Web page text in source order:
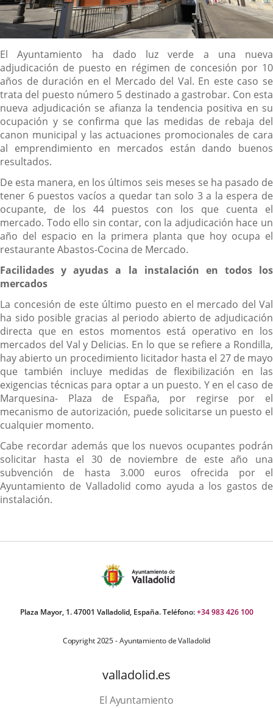
Descripción
El Ayuntamiento ha dado luz verde a una nueva
adjudicación de puesto en régimen de concesión por 10
años de duración en el Mercado del Val. En este caso se
trata del puesto número 5 destinado a gastrobar. Con esta
nueva adjudicación se afianza la tendencia positiva en su
ocupación y se confirma que las medidas de rebaja del
canon municipal y las actuaciones promocionales de cara
al emprendimiento en mercados están dando buenos
resultados.
De esta manera, en los últimos seis meses se ha pasado de
tener 6 puestos vacíos a quedar tan solo 3 a la espera de
ocupante, de los 44 puestos con los que cuenta el
mercado. Todo ello sin contar, con la adjudicación hace un
año del espacio en la primera planta que hoy ocupa el
restaurante Abastos-Cocina de Mercado.
Facilidades y ayudas a la instalación en todos los
mercados
La concesión de este último puesto en el mercado del Val
ha sido posible gracias al periodo abierto de adjudicación
directa que en estos momentos está operativo en los
mercados del Val y Delicias. En lo que se refiere a Rondilla,
hay abierto un procedimiento licitador hasta el 27 de mayo
que también incluye medidas de flexibilización en las
exigencias técnicas para optar a un puesto. Y en el caso de
Marquesina- Plaza de España, por regirse por el
mecanismo de autorización, puede solicitarse un puesto el
cualquier momento.
Cabe recordar además que los nuevos ocupantes podrán
solicitar hasta el 30 de noviembre de este año una
subvención de hasta 3.000 euros ofrecida por el
Ayuntamiento de Valladolid como ayuda a los gastos de
instalación.
Plaza Mayor, 1. 47001 Valladolid, España. Teléfono:+34 983 426 100
Copyright 2025 - Ayuntamiento de Valladolid
valladolid.es
El Ayuntamiento